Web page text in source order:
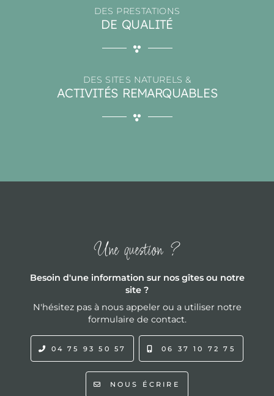
DES PRESTATIONS
DE QUALITÉ
DES SITES NATURELS &
ACTIVITÉS REMARQUABLES
Une question ?
Besoin d'une information sur nos gîtes ou notre
site ?
N'hésitez pas à nous appeler ou a utiliser notre
formulaire de contact.
04 75 93 50 57 06 37 10 72 75
NOUS ÉCRIRE